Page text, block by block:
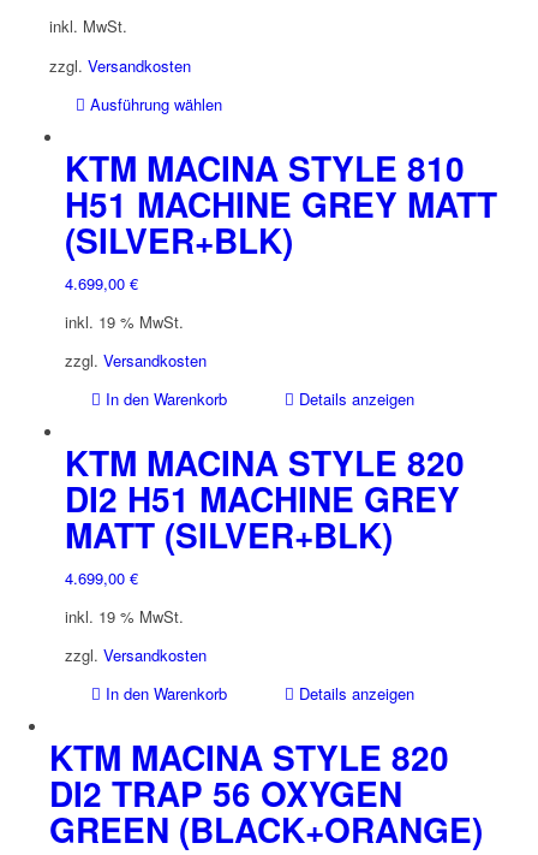
werden
inkl. MwSt.
zzgl. Versandkosten
Ausführung wählen
weist
mehrere
Varianten
auf.
Die
gewählt
KTM MACINA STYLE 810
H51 MACHINE GREY MATT
(SILVER+BLK)
4.699,00 €
inkl. 19 % MwSt.
zzgl. Versandkosten
In den Warenkorb
Details anzeigen
KTM MACINA STYLE 820
DI2 H51 MACHINE GREY
MATT (SILVER+BLK)
4.699,00 €
inkl. 19 % MwSt.
zzgl. Versandkosten
In den Warenkorb
Details anzeigen
KTM MACINA STYLE 820
DI2 TRAP 56 OXYGEN
GREEN (BLACK+ORANGE)